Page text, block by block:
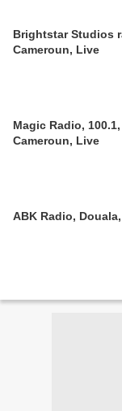
Brightstar Studios
Cameroun, Live
Magic Radio,
Cameroun, Live
ABK Radio,